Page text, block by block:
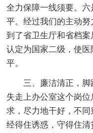
全力保障一线须要。
平。经过我们的主动
到了省卫生厅和省档
认定为国家二级，使
平。
三、廉洁清正，脚
失走上办公室这个岗
求，尽力地干好，不
经得住诱惑，守得住